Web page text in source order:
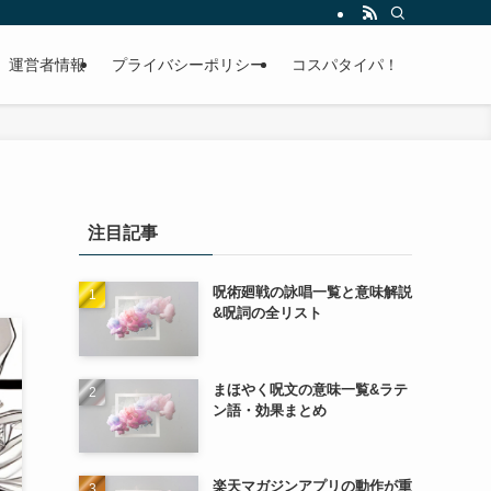
運営者情報 プライバシーポリシー コスパタイパ！
注目記事
呪術廻戦の詠唱一覧と意味解説
&呪詞の全リスト
まほやく呪文の意味一覧&ラテ
ン語・効果まとめ
楽天マガジンアプリの動作が重